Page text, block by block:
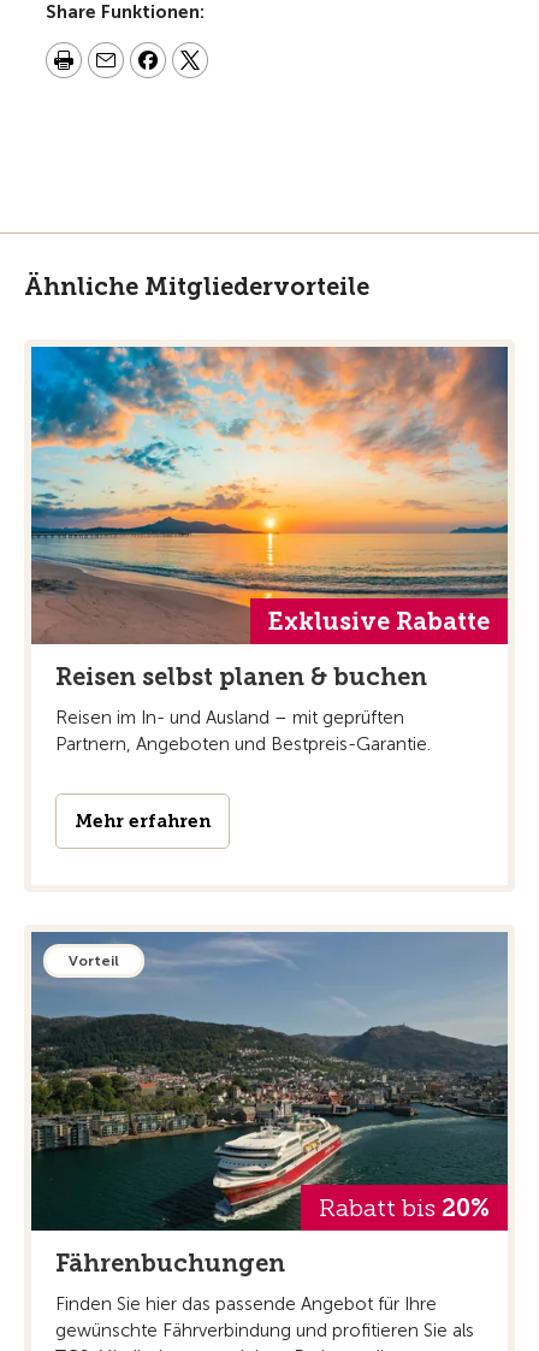
Share Funktionen:
Ähnliche Mitgliedervorteile
Exklusive Rabatte
Reisen selbst planen & buchen
Reisen im In- und Ausland – mit geprüften
Partnern, Angeboten und Bestpreis-Garantie.
Mehr erfahren
Vorteil
Rabatt bis 20%
Fährenbuchungen
Finden Sie hier das passende Angebot für Ihre
gewünschte Fährverbindung und profitieren Sie als